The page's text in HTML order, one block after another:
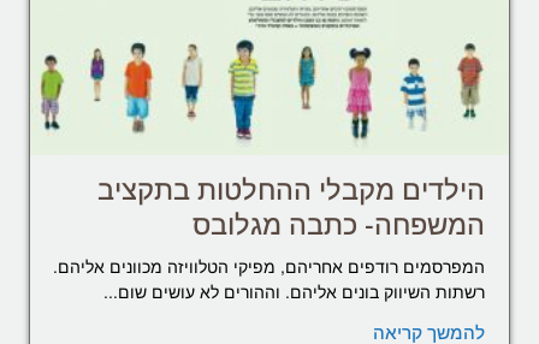
הילדים מקבלי ההחלטות בתקציב
המשפחה- כתבה מגלובס
המפרסמים רודפים אחריהם, מפיקי הטלוויזה מכוונים אליהם.
רשתות השיווק בונים אליהם. וההורים לא עושים שום...
להמשך קריאה